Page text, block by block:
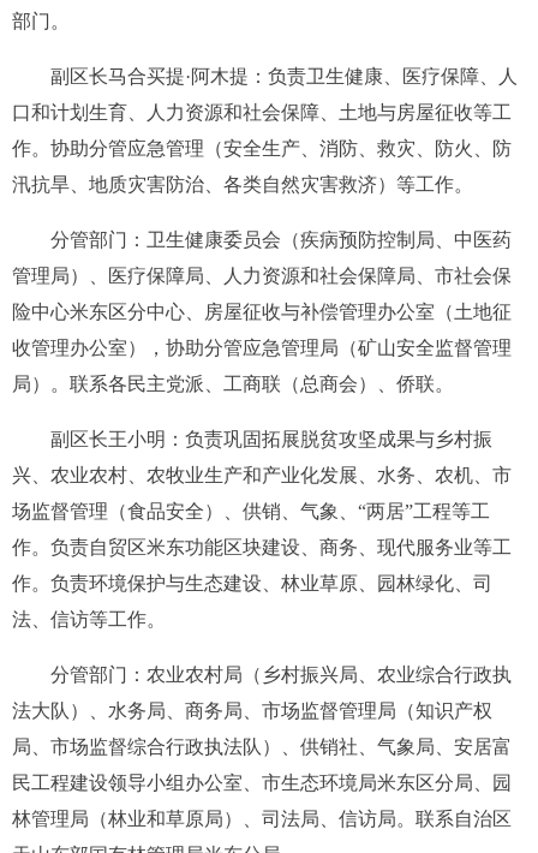
部门 。
副区长马合买提·阿木提： 负责卫生健康 医疗保障、
人
口和计划生育、人力资源和社会保障、 土地与房屋征收等工
作。 协助分管应急管理 （安全生产、 消防
救灾、防火、防
汛抗旱、地质灾害防治、各类自然灾害救济） 等工作。
分管部门：卫生健康委员会 （疾病预防控制局、中医药
管理局） 、医疗保障局 人力资源和社会保障局
市社会保
险中心米东区分中心
房屋征收与补偿管理办公室（土地征
收管理办公室）
， 协助分管应急管理局 （矿山安全监督管理
局） 。 联系各民主党派、 工商联 （总商会） 侨联。
副区长王小明： 负责巩固拓展脱贫攻坚成果与乡村振
兴、农业农村、 农牧业生产和产业化发展、水务 农机、 市
场监督管理（食品安全）
供销、 气象、 “两居”工程等工
作。负责自贸区米东功能区块建设 商务、现代服务业等工
作。负责环境保护与生态建设、 林业草原 园林绿化
司
法、 信访等工作。
分管部门： 农业农村局 （ 乡村振兴局 、农业综合行政执
法大队 ） 、水务局 商务局 、市场监督管理局（知识产权
局、市场监督综合行政执法队）
供销社、气象局、 安居富
民工程建设领导小组办公室
市生态环境局米东区分局
园
林管理局 （林业和草原局） 司法局、 信访局。 联系自治区